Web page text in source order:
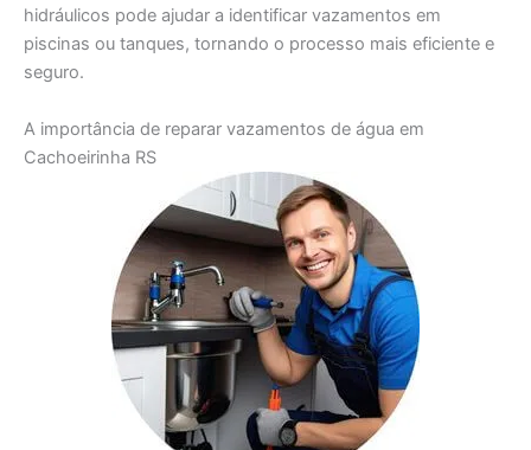
hidráulicos pode ajudar a identificar vazamentos em
piscinas ou tanques, tornando o processo mais eficiente e
seguro.
A importância de reparar vazamentos de água em
Cachoeirinha RS